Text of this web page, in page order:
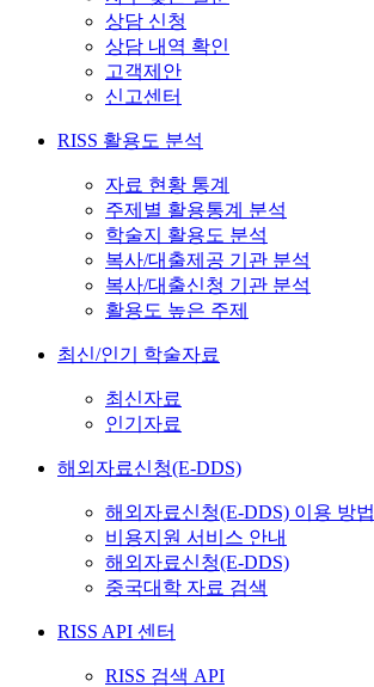
상담 신청
상담 내역 확인
고객제안
신고센터
RISS 활용도 분석
자료 현황 통계
주제별 활용통계 분석
학술지 활용도 분석
복사/대출제공 기관 분석
복사/대출신청 기관 분석
활용도 높은 주제
최신/인기 학술자료
최신자료
인기자료
해외자료신청(E-DDS)
해외자료신청(E-DDS) 이용 방법
비용지원 서비스 안내
해외자료신청(E-DDS)
중국대학 자료 검색
RISS API 센터
RISS 검색 API